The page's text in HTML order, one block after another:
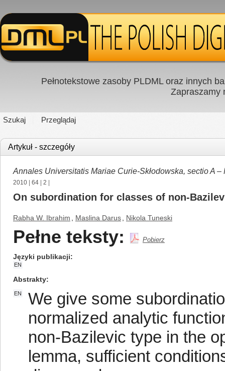
Pełnotekstowe zasoby PLDML oraz innych
Zapraszamy
Szukaj Przeglądaj
Artykuł - szczegóły
Annales Universitatis Mariae Curie-Skłodowska, sectio A –
2010 64 2
On subordination for classes of non-
Rabha W. Ibrahim Maslina Darus Nikola Tuneski
Pełne teksty: Pobierz
Języki publikacji
EN
Abstrakty
EN
We give some
normalized analytic
non-Bazilevic type in the
lemma, sufficient